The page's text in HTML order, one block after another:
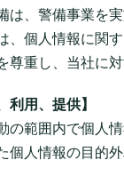
は、警備事業を
、個人情報に関
尊重し、当社に
利用、提供】
の範囲内で個人
個人情報の目的